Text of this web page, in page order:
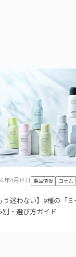
年4月14日 製品情報 コラム
う迷わない】9種の「
別・選び方ガイド